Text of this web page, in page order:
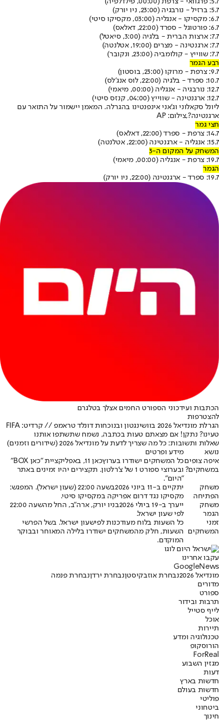
5.7: ברזיל - נורבגיה (23:00, ניו יורק)
6.7: מקסיקו - אנגליה (03:00, מקסיקו סיטי)
6.7: פורטוגל - ספרד (22:00, דאלאס)
7.7: ארצות הברית - בלגיה (3:00, סיאטל)
7.7: ארגנטינה - מצרים (19:00, אטלנטה)
7.7: שווייץ - קולומביה (23:00, ונקובר)
רבע הגמר
9.7: צרפת - מרוקו (23:00, בוסטון)
10.7: ספרד - בלגיה (22:00, לוס אנג'לס)
12.7: נורבגיה - אנגליה (00:00, מיאמי)
12.7: ארגנטינה - שווייץ (04:00, קנזס סיטי)
ליונל סקאלוני וג'אני אינפנטינו בהגרלה. המאמן יישמור על התואר עם
ארגנטינה?,צילום: AP
חצי גמר
14.7: צרפת - ספרד (22:00, דאלאס)
15.7: אנגליה - ארגנטינה (22:00, אטלנטה)
המשחק על המקום ה-3
19.7: צרפת - אנגליה (00:00, מיאמי)
הגמר
19.7: ספרד - ארגנטינה (22:00, ניו יורק)
הכתבות ועידכוני הספורט החמים אצלך בטלגרם
להצטרפות
הגרלת מונדיאל 2026 בוושינגטון ובנוכחות דונלד טראמפ // קרדיט: FIFA
טעינו? נתקן! אם מצאתם טעות בכתבה, נשמח שתשתפו אותנו
שאלות ותשובות: כל מה שצריך לדעת על מונדיאל 2026 (שידורים וזמנים)
נושא
מידע ופרטים
איפה צופים
במשחקים?
כל המשחקים ישודרו בערוץכאן 11
, באפליקציית "כאן BOX"
ובערוצי ספורט 1 של צ'רלטון. תקצירים יהיו זמינים באתר
"היום".
משחק
הפתיחה
יתקיים ב-11 ביוני 2026
בשעה 22:00 (שעון ישראל). המפגש:
מקסיקו נגד דרום אפריקה במקסיקו סיטי.
משחק
הגמר
ייערך ב-19 ביולי 2026
בניו יורק, ארה"ב, החל מהשעה 22:00
לפי שעון ישראל.
זמני
המשחקים
כל השעות בלוח מעודכנות לפישעון ישראל. בשל הפרשי
השעות, חלק מהמשחקים ישודרו בלילה המאוחר ובבוקר
המוקדם.
עקבו אחרינו
Googl eNews
מונדיאל 2026
נבחרת אוזבקיסטןנבחרת ירדןנבחרת פנמה
מדורים
ספורט
תרבות ובידור
לייף סטייל
אוכל
תיירות
טכנולוגיה ומדע
הורוסקופ
ForReal
מגזין השבוע
דעות
חדשות בארץ
חדשות בעולם
פוליטי
ביטחוני
חינוך